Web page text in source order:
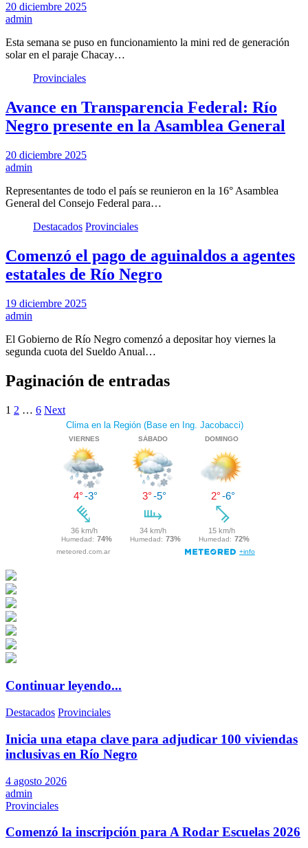
20 diciembre 2025
admin
Esta semana se puso en funcionamiento la mini red de generación
solar en el paraje Chacay…
Provinciales
Avance en Transparencia Federal: Río
Negro presente en la Asamblea General
20 diciembre 2025
admin
Representantes de todo el país se reunieron en la 16° Asamblea
General del Consejo Federal para…
Destacados Provinciales
Comenzó el pago de aguinaldos a agentes
estatales de Río Negro
19 diciembre 2025
admin
El Gobierno de Río Negro comenzó a depositar hoy viernes la
segunda cuota del Sueldo Anual…
Paginación de entradas
1 2 … 6 Next
Continuar leyendo...
Destacados Provinciales
Inicia una etapa clave para adjudicar 100 viviendas
inclusivas en Río Negro
4 agosto 2026
admin
Provinciales
Comenzó la inscripción para A Rodar Escuelas 2026